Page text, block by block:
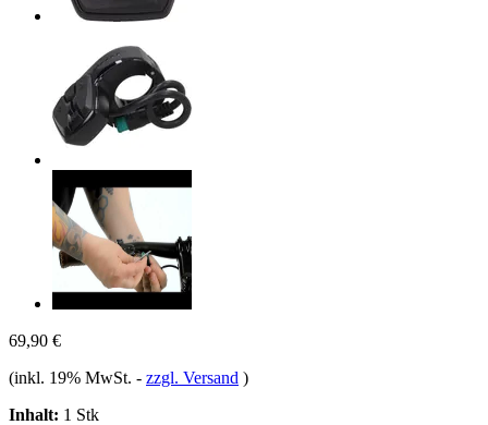
69,90 €
(inkl. 19% MwSt. - zzgl. Versand )
Inhalt: 1 Stk